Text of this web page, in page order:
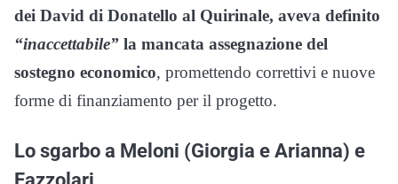
dei David di Donatello al Quirinale, aveva definito
“inaccettabile” la mancata assegnazione del
sostegno economico, promettendo correttivi e nuove
forme di finanziamento per il progetto.
Lo sgarbo a Meloni (Giorgia e Arianna) e